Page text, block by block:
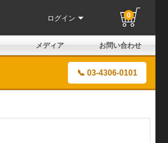
ログイン 0
メディア お問い合わせ
📞 03-4306-0101